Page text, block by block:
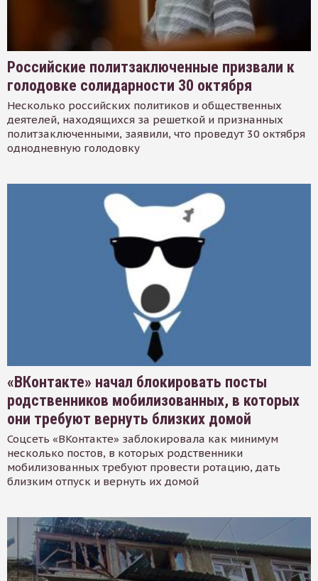
Российские политзаключенные призвали к
голодовке солидарности 30 октября
Несколько российских политиков и общественных
деятелей, находящихся за решеткой и признанных
политзаключенными, заявили, что проведут 30 октября
однодневную голодовку
«ВКонтакте» начал блокировать посты
родственников мобилизованных, в которых
они требуют вернуть близких домой
Соцсеть «ВКонтакте» заблокировала как минимум
несколько постов, в которых родственники
мобилизованных требуют провести ротацию, дать
близким отпуск и вернуть их домой